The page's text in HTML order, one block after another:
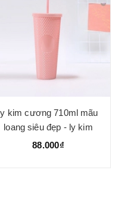
kim cương 710ml mãu
loang siêu đẹp - ly kim
cương màu loang
88.000₫